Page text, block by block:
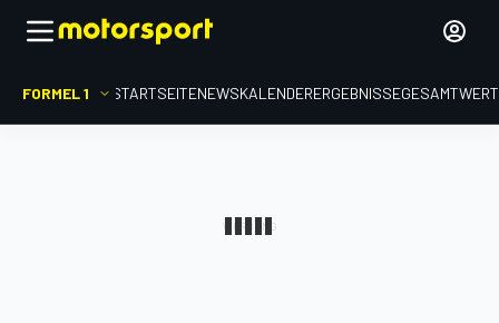
FORMEL 1 STARTSEITENEWSKALENDERERGEBNISSE